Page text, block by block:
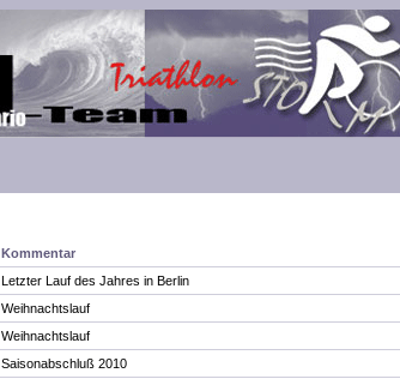
Kommentar
Letzter Lauf des Jahres in Berlin
Weihnachtslauf
Weihnachtslauf
Saisonabschluß 2010